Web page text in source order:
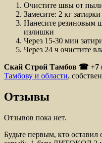
Очистите швы от
Замесите: 2 кг
Нанесите резиновым
излишки
Через 15-30 мин
Через 24 ч очистите
Скай Строй Тамбов ☎ +7
Тамбову и области,
Отзывы
Отзывов пока нет.
Будьте первым, кто